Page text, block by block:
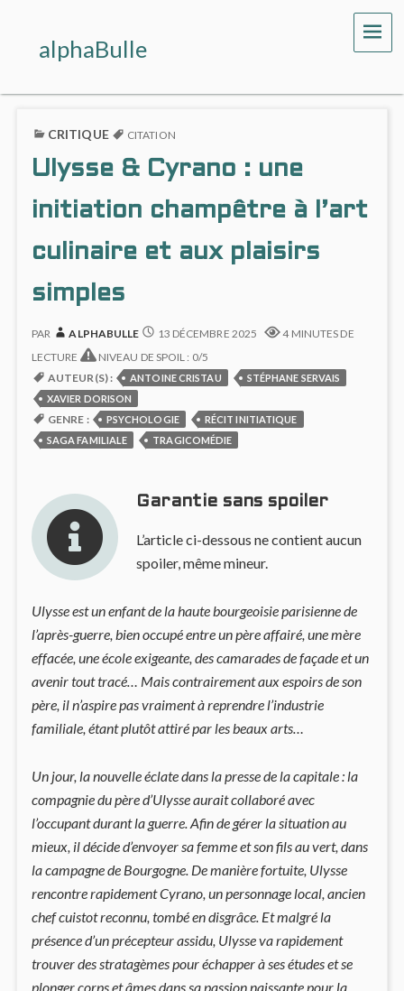
alphaBulle
CRITIQUE CITATION
Ulysse & Cyrano : une
initiation champêtre à l’art
culinaire et aux plaisirs
simples
PAR ALPHABULLE 13 DÉCEMBRE 2025
4 MINUTES DE
LECTURE
NIVEAU DE SPOIL : 0/5
AUTEUR(S) :
ANTOINE CRISTAU
STÉPHANE SERVAIS
XAVIER DORISON
GENRE : PSYCHOLOGIE
RÉCIT INITIATIQUE
SAGA FAMILIALE
TRAGICOMÉDIE
Garantie sans spoiler
L’article ci-dessous ne contient aucun
spoiler, même mineur.
Ulysse est un enfant de la haute bourgeoisie parisienne de
l’après-guerre, bien occupé entre un père affairé, une mère
effacée, une école exigeante, des camarades de façade et un
avenir tout tracé… Mais contrairement aux espoirs de son
père, il n’aspire pas vraiment à reprendre l’industrie
familiale, étant plutôt attiré par les beaux arts…
Un jour, la nouvelle éclate dans la presse de la capitale : la
compagnie du père d’Ulysse aurait collaboré avec
l’occupant durant la guerre. Afin de gérer la situation au
mieux, il décide d’envoyer sa femme et son fils au vert, dans
la campagne de Bourgogne. De manière fortuite, Ulysse
rencontre rapidement Cyrano, un personnage local, ancien
chef cuistot reconnu, tombé en disgrâce. Et malgré la
présence d’un précepteur assidu, Ulysse va rapidement
trouver des stratagèmes pour échapper à ses études et se
plonger corps et âmes dans sa passion naissante pour la